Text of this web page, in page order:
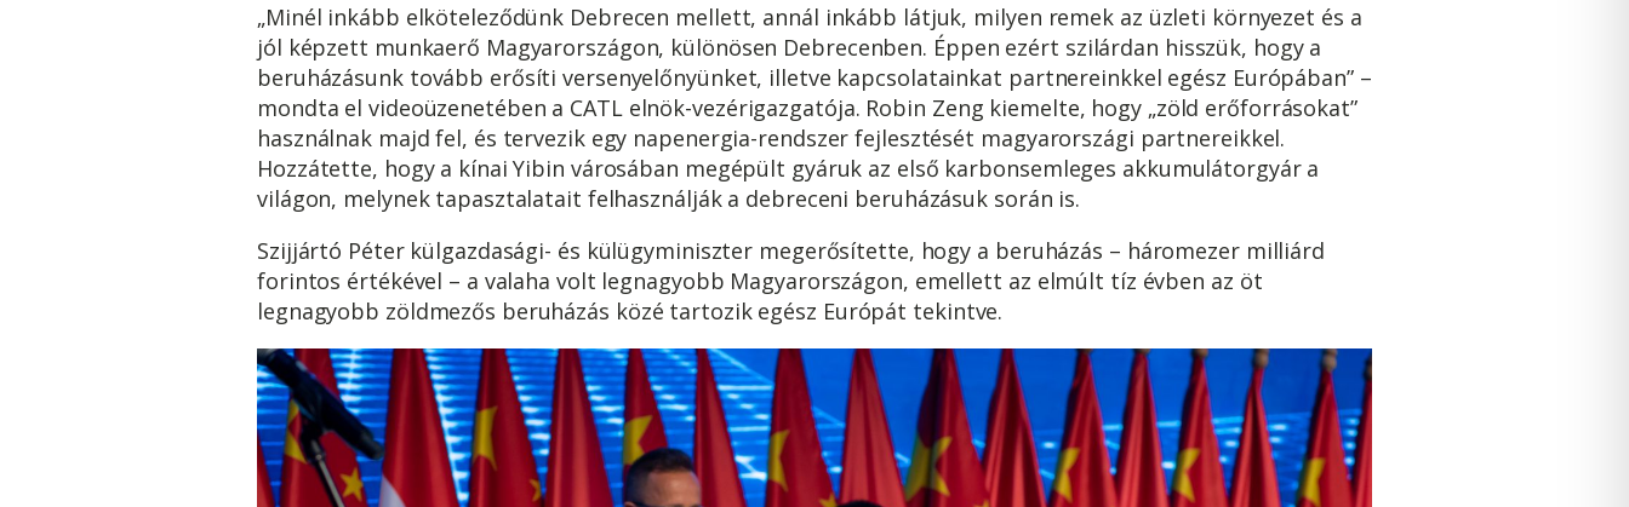
„Minél inkább elköteleződünk Debrecen mellett, annál inkább látjuk, milyen remek az üzleti környezet és a
jól képzett munkaerő Magyarországon, különösen Debrecenben. Éppen ezért szilárdan hisszük, hogy a
beruházásunk tovább erősíti versenyelőnyünket, illetve kapcsolatainkat partnereinkkel egész Európában” –
mondta el videoüzenetében a CATL elnök-vezérigazgatója. Robin Zeng kiemelte, hogy „zöld erőforrásokat”
használnak majd fel, és tervezik egy napenergia-rendszer fejlesztését magyarországi partnereikkel.
Hozzátette, hogy a kínai Yibin városában megépült gyáruk az első karbonsemleges akkumulátorgyár a
világon, melynek tapasztalatait felhasználják a debreceni beruházásuk során is.
Szijjártó Péter külgazdasági- és külügyminiszter megerősítette, hogy a beruházás – háromezer milliárd
forintos értékével – a valaha volt legnagyobb Magyarországon, emellett az elmúlt tíz évben az öt
legnagyobb zöldmezős beruházás közé tartozik egész Európát tekintve.